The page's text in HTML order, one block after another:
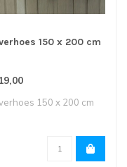
150 x 200 cm
150 x 200 cm